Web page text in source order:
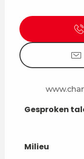
Gesproken
Gesproken
Milieu
Milieu